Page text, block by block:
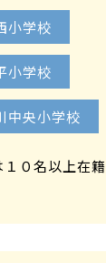
小学校
小学校
中央小学校
０名以上在籍